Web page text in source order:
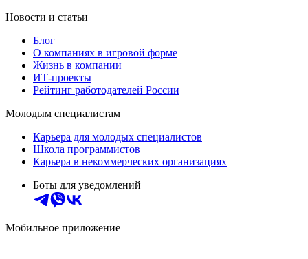
Новости и статьи
Блог
О компаниях в игровой форме
Жизнь в компании
ИТ-проекты
Рейтинг работодателей России
Молодым специалистам
Карьера для молодых специалистов
Школа программистов
Карьера в некоммерческих организациях
Боты для уведомлений
Мобильное приложение